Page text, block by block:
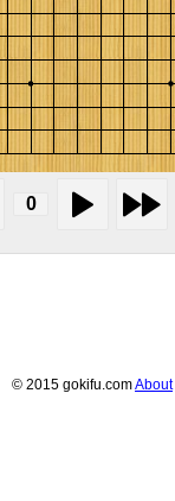
© 2015 gokifu.comAbout